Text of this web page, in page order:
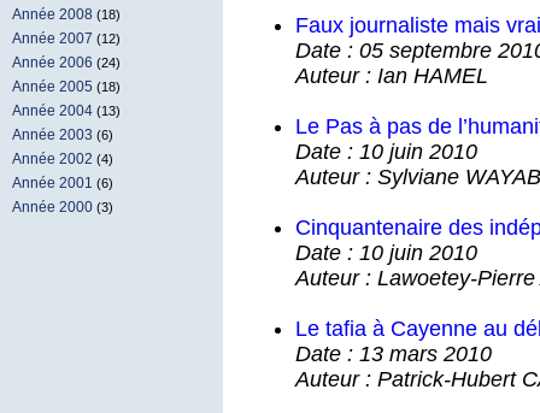
Année 2008 (18)
Année 2007 (12)
Année 2006 (24)
Année 2005 (18)
Année 2004 (13)
Année 2003 (6)
Année 2002 (4)
Année 2001 (6)
Année 2000 (3)
Faux journaliste mais
Date : 05 septembre
Auteur : Ian HAMEL
Le Pas à pas de
Date : 10 juin 2010
Auteur : Sylviane
Cinquantenaire des
Date : 10 juin 2010
Auteur : Lawoetey-Pierre
Le tafia à Cayenne au
Date : 13 mars 2010
Auteur : Patrick-Hubert